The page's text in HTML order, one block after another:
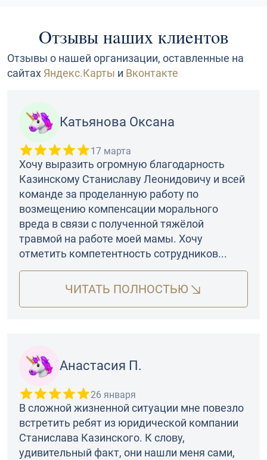
Отзывы наших клиентов
Отзывы о нашей организации, оставленные на
сайтах Яндекс.Карты и Вконтакте
Катьянова Оксана
17 марта
Хочу выразить огромную благодарность
Казинскому Станиславу Леонидовичу и всей
команде за проделанную работу по
возмещению компенсации морального
вреда в связи с полученной тяжёлой
травмой на работе моей мамы. Хочу
отметить компетентность сотрудников...
ЧИТАТЬ ПОЛНОСТЬЮ
Анастасия П.
26 января
В сложной жизненной ситуации мне повезло
встретить ребят из юридической компании
Станислава Казинского. К слову,
удивительный факт, они нашли меня сами,